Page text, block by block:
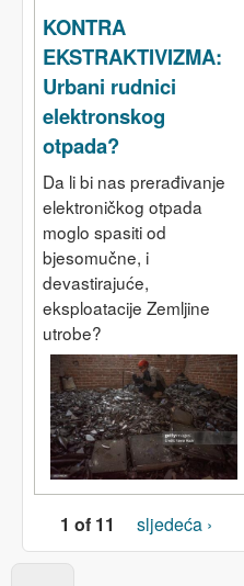
KONTRA
EKSTRAKTIVIZMA:
Urbani rudnici
elektronskog
otpada?
Da li bi nas prerađivanje
elektroničkog otpada
moglo spasiti od
bjesomučne, i
devastirajuće,
eksploatacije Zemljine
utrobe?
1 of 11 sljedeća ›